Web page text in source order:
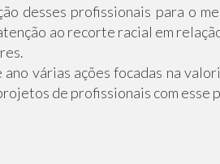
desses profissionais para o
ao recorte racial em
várias ações focadas na
de profissionais com esse